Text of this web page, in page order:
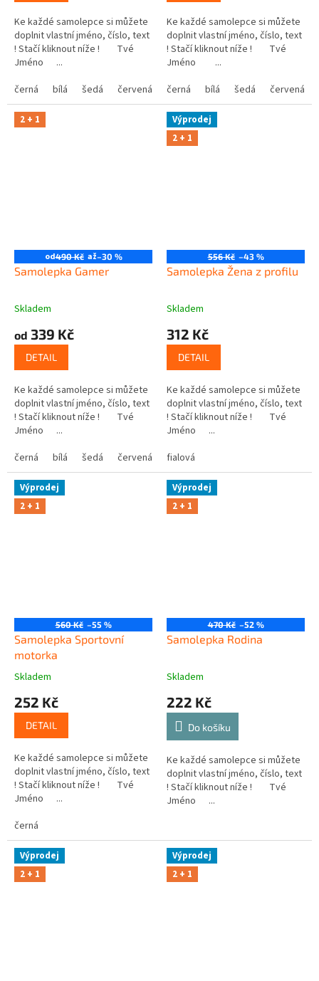
Ke každé samolepce si můžete
doplnit vlastní jméno, číslo, text
! Stačí kliknout níže ! Tvé
Jméno ...
černá
bílá šedá červená modrá žlutá zelená růžová
Ke každé samolepce si můžete
doplnit vlastní jméno, číslo, text
! Stačí kliknout níže ! Tvé
Jméno ...
černá
bílá šedá červená
2 + 1
od490 Kč až–30 %
Samolepka Gamer
Skladem
od 339 Kč
DETAIL
Ke každé samolepce si můžete
doplnit vlastní jméno, číslo, text
! Stačí kliknout níže ! Tvé
Jméno ...
černá
bílá šedá červená modrá
Výprodej
2 + 1
556 Kč –43 %
Samolepka Žena z profilu
Skladem
312 Kč
DETAIL
Ke každé samolepce si můžete
doplnit vlastní jméno, číslo, text
! Stačí kliknout níže ! Tvé
Jméno ...
fialová
Výprodej
2 + 1
560 Kč –55 %
Samolepka Sportovní
motorka
Skladem
252 Kč
DETAIL
Ke každé samolepce si můžete
doplnit vlastní jméno, číslo, text
! Stačí kliknout níže ! Tvé
Jméno ...
černá
Výprodej
2 + 1
470 Kč –52 %
Samolepka Rodina
Skladem
222 Kč
Do košíku
Ke každé samolepce si můžete
doplnit vlastní jméno, číslo, text
! Stačí kliknout níže ! Tvé
Jméno ...
Výprodej
2 + 1
Výprodej
2 + 1